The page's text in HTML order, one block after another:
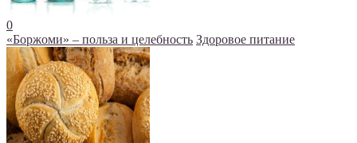
0
«Боржоми» – польза и целебность Здоровое питание